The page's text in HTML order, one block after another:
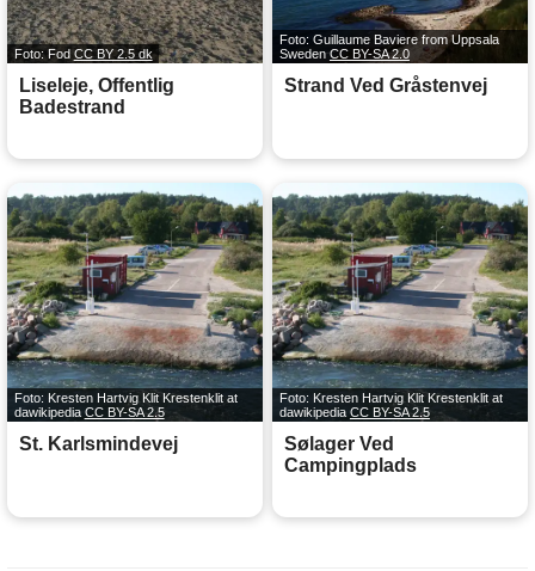
Foto: Fod CC BY 2.5 dk
Liseleje, Offentlig
Badestrand
Foto: Guillaume Baviere from Uppsala
SwedenCC BY-SA 2.0
Strand Ved Gråstenvej
Foto: Kresten Hartvig Klit Krestenklit at
dawikipedia CC BY-SA 2.5
St. Karlsmindevej
Foto: Kresten Hartvig Klit Krestenklit at
dawikipedia CC BY-SA 2.5
Sølager Ved
Campingplads